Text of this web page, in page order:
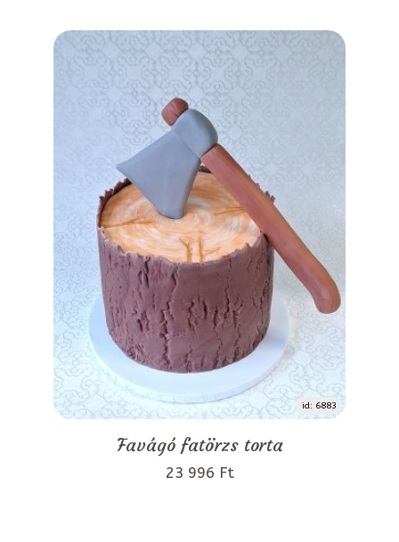
id: 6883
Favágó fatörzs torta
23 996 Ft